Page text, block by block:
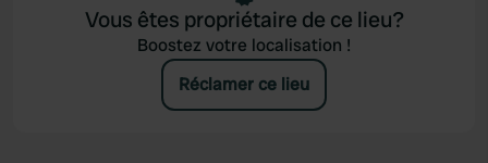
Vous êtes propriétaire de ce lieu?
Boostez votre localisation !
Réclamer ce lieu